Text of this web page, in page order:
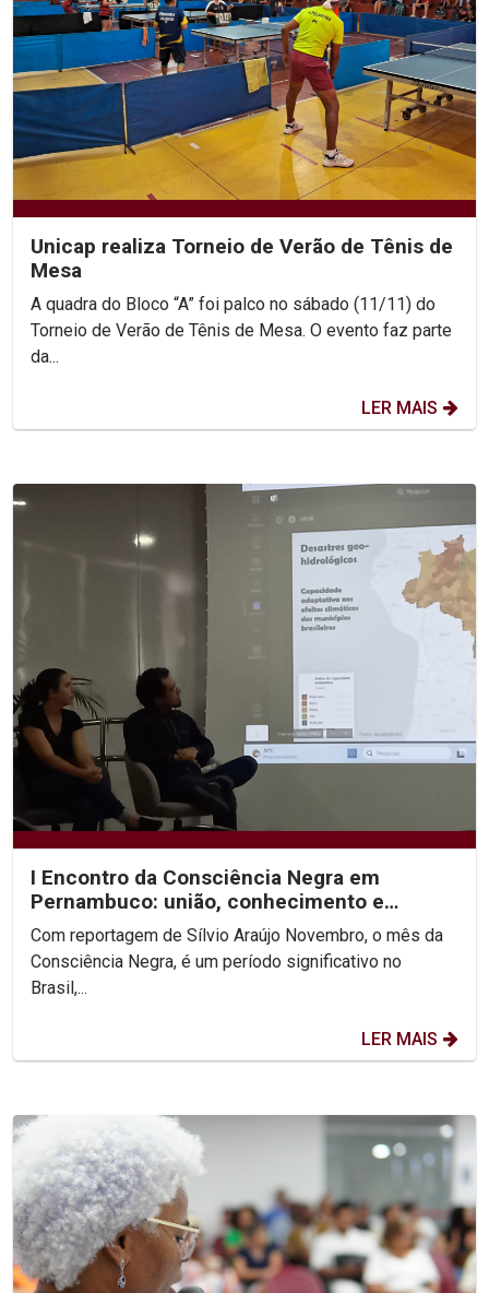
Unicap realiza Torneio de Verão de Tênis de
Mesa
A quadra do Bloco “A” foi palco no sábado (11/11) do
Torneio de Verão de Tênis de Mesa. O evento faz parte
da...
LER MAIS
I Encontro da Consciência Negra em
Pernambuco: união, conhecimento e
celebração
Com reportagem de Sílvio Araújo Novembro, o mês da
Consciência Negra, é um período significativo no
Brasil,...
LER MAIS